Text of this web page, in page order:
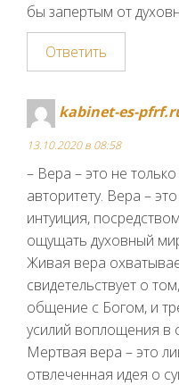
бы запертым от
Ответить
kabinet-es-
13.10.2020 в 08:58
– Вера – это не
авторитету. Вера –
интуиция,
ощущать духовный
Живая вера
свидетельствует о
общение с Богом, и
усилий воплощения в
Мертвая вера – это
отвлеченная идея о